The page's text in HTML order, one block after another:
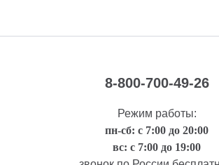
8-800-700-49-26
Режим работы:
пн-сб: с 7:00 до 20:00
вс: с 7:00 до 19:00